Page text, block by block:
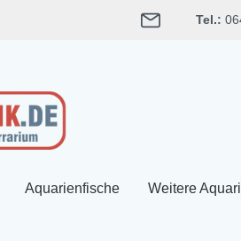
Tel.:
Aquarienfische Weitere